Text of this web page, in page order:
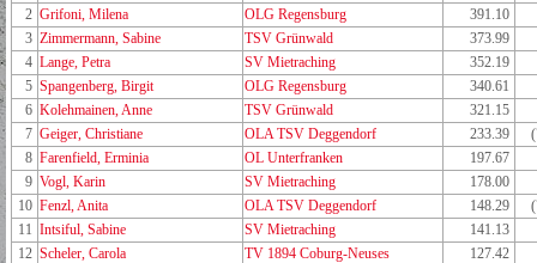
2 Grifoni, Milena OLG Regensburg
391.10
3 Zimmermann, Sabine TSV Grünwald
373.99
4 Lange, Petra SV Mietraching
352.19
5 Spangenberg, Birgit OLG Regensburg
340.61
6 Kolehmainen, Anne TSV Grünwald
321.15
7 Geiger, Christiane OLA TSV Deggendorf 233.39
8 Farenfield, Erminia OL Unterfranken
197.67
9 Vogl, Karin SV Mietraching
178.00
10 Fenzl, Anita OLA TSV Deggendorf 148.29
11 Intsiful, Sabine SV Mietraching
141.13
12 Scheler, Carola TV 1894 Coburg-Neuses
127.42